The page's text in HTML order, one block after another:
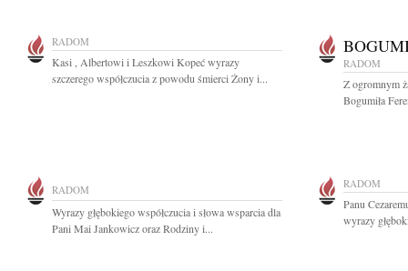
RADOM
Kasi , Albertowi i Leszkowi Kopeć wyrazy
szczerego współczucia z powodu śmierci Żony i...
RADOM
Z ogromnym
Bogumiła
RADOM
Wyrazy głębokiego współczucia i słowa wsparcia dla
Pani Mai Jankowicz oraz Rodziny i...
RADOM
Panu
wyrazy